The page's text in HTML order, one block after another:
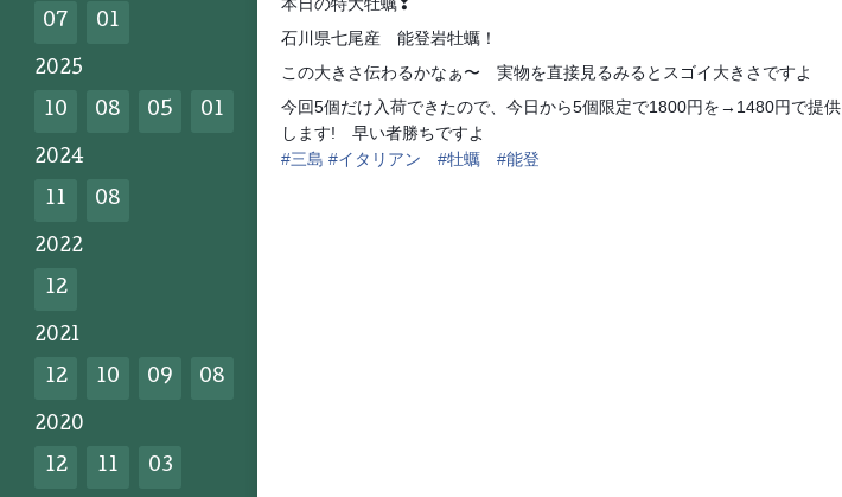
石川県七尾産 能登岩牡蠣！
この大きさ伝わるかなぁ〜 実物を直接見るみるとスゴイ大きさですよ
今回5個だけ入荷できたので、今日から5個限定で1800円を→1480円で提供
します! 早い者勝ちですよ
#三島 #イタリアン #牡蠣 #能登
07 01
2025
10 08 05 01
2024
11 08
2022
12
2021
12 10 09 08
2020
12 11 03